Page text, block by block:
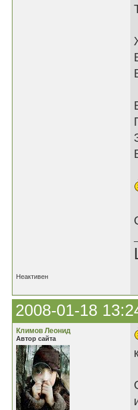
Неактивен
2008-01-18
Климов Леонид
Автор сайта